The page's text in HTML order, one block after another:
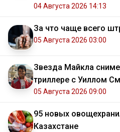
04 Августа 2026 14:13
За что чаще всего
05 Августа 2026 03:00
Звезда Майкла
триллере с Уиллом
05 Августа 2026 09:00
95 новых
Казахстане